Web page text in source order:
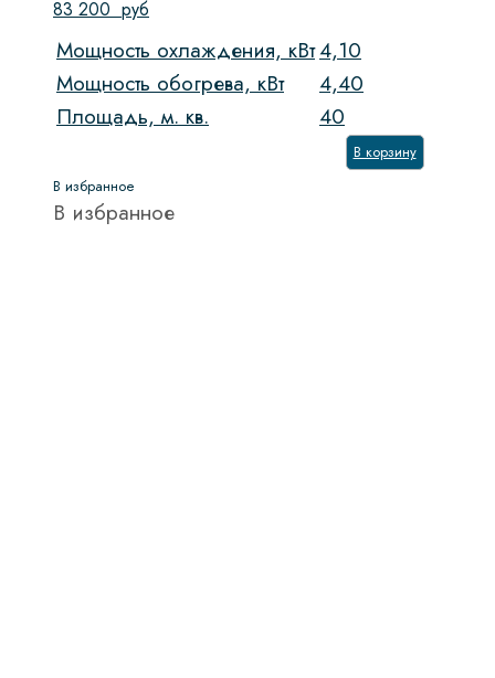
83 200 руб
Мощность охлаждения, кВт4,10
Мощность обогрева, кВт
4,40
Площадь, м. кв.
40
В корзину
В избранное
В избранное